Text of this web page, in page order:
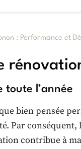
: Performance et
l’année
bien pensée
Par
contribue à